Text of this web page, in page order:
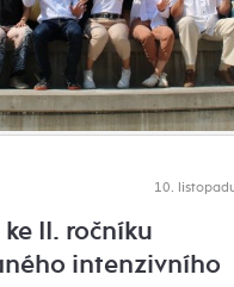
10.
II. ročníku
intenzivního